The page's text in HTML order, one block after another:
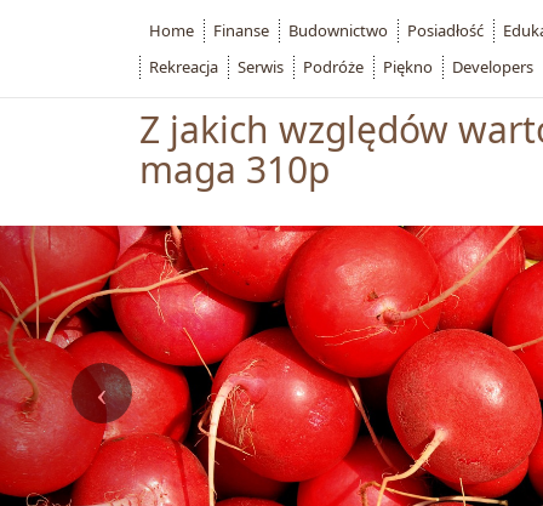
Z jakich względów
maga 310p
Home Finanse Budownictwo Posiadłość
Rekreacja
Serwis Podróże Piękno Developers